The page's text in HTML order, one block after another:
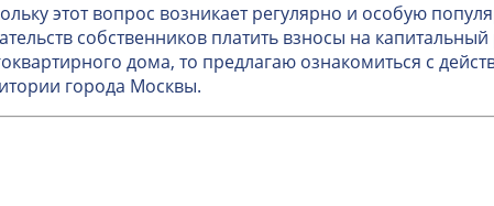
этот вопрос возникает регулярно и особую
собственников платить взносы на
дома, то предлагаю ознакомиться с
города Москвы.